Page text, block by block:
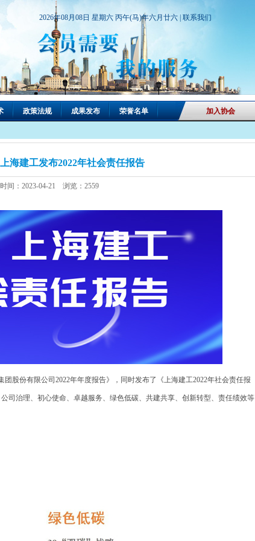
2026年08月08日 星期六 丙午(马)年六月廿六 | 联系我们
政策法规 成果发布 荣誉名单 加入协会
海建工发布2022年社会责任报告
间：2023-04-21 浏览：2559
股份有限公司2022年年度报告》，同时发布了《上海建工2022年社会责任报
司治理、初心使命、卓越服务、绿色低碳、共建共享、创新转型、责任绩效等